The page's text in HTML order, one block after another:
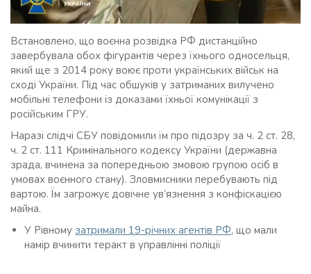
Встановлено, що воєнна розвідка РФ дистанційно
завербувала обох фігурантів через їхнього односельця,
який ще з 2014 року воює проти українських військ на
сході України. Під час обшуків у затриманих вилучено
мобільні телефони із доказами їхньої комунікації з
російським ГРУ.
Наразі слідчі СБУ повідомили їм про підозру за ч. 2 ст. 28,
ч. 2 ст. 111 Кримінального кодексу України (державна
зрада, вчинена за попередньою змовою групою осіб в
умовах воєнного стану). Зловмисники перебувають під
вартою. Їм загрожує довічне ув’язнення з конфіскацією
майна.
У Рівному затримали 19-річних агентів РФ, що мали
намір вчинити теракт в управлінні поліції